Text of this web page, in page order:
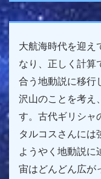
大航海時代を迎え
なり、正しく計算
合う地動説に移行
沢山のことを考え
す。古代ギリシャ
タルコスさんには
ようやく地動説に
宙はどんどん広が